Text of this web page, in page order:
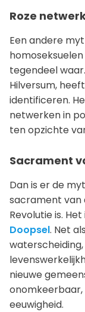
Roze
Een andere
tegendeel
Hilversum,
identificeren.
netwerken in
ten opzichte
Sacrament
Dan is er de
sacrament van
Revolutie is.
Doopsel. Net
nieuwe
eeuwigheid.